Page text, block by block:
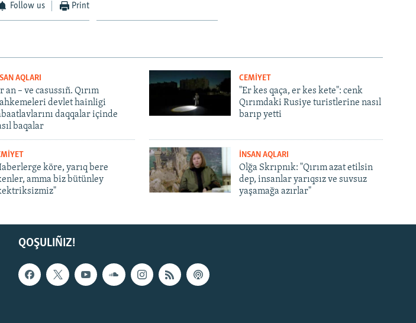
Follow us Print
AQLARI
an – ve casussıñ. Qırım
devlet hainligi
daqqalar içinde
baqalar
CEMİYET
"Er kes qaça, er kes kete": cenk
Qırımdaki Rusiye turistlerine nasıl
barıp yetti
köre, yarıq bere
amma biz bütünley
İNSAN AQLARI
Olğa Skrıpnık: "Qırım azat etilsin
dep, insanlar yarıqsız ve suvsuz
yaşamağa azırlar"
QOŞULIÑIZ!